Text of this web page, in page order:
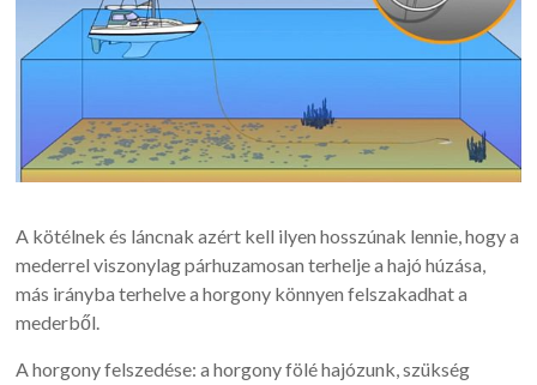
A kötélnek és láncnak azért kell ilyen hosszúnak lennie, hogy a
mederrel viszonylag párhuzamosan terhelje a hajó húzása,
más irányba terhelve a horgony könnyen felszakadhat a
mederből.
A horgony felszedése: a horgony fölé hajózunk, szükség